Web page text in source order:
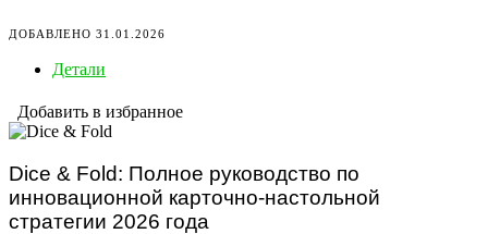
ДОБАВЛЕНО 31.01.2026
Детали
Добавить в избранное
Dice & Fold: Полное руководство по
инновационной карточно-настольной
стратегии 2026 года